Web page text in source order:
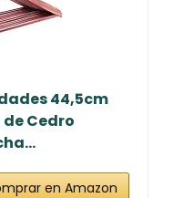
44,5cm
Cedro
en Amazon